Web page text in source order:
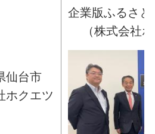
仙台市
ホクエツ
企業版ふるさ
（株式会社